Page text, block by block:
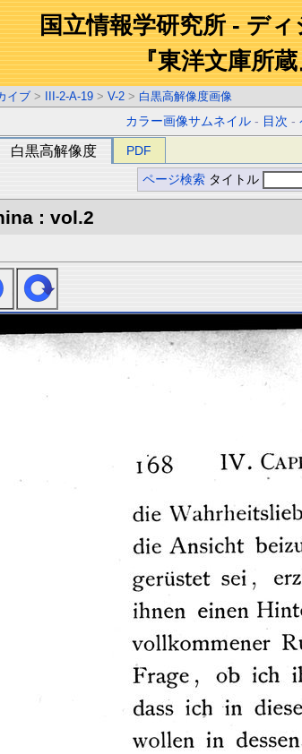
国立情報学研究所 - デ
『東洋文庫所
イブ > III-2-A-19 > V-2 > 白黒高解像度画像
カラー画像サムネイル - 目次 -
白黒高解像度 PDF
ページ検索 タイトル
: vol.2